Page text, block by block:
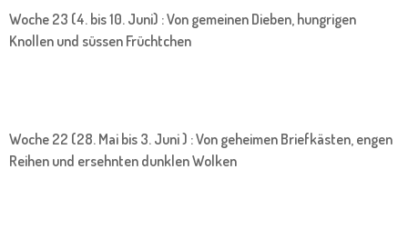
Woche 23 (4. bis 10. Juni) : Von gemeinen Dieben, hungrigen
Knollen und süssen Früchtchen
Woche 22 (28. Mai bis 3. Juni ) : Von geheimen Briefkästen, engen
Reihen und ersehnten dunklen Wolken